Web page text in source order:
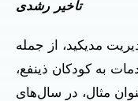
تأخیر رشدی
مدیکید، از جمله
به کودکان ذینفع،
مثال، در سال‌های